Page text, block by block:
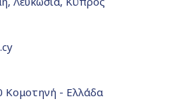
Κομοτηνή - Ελλάδα